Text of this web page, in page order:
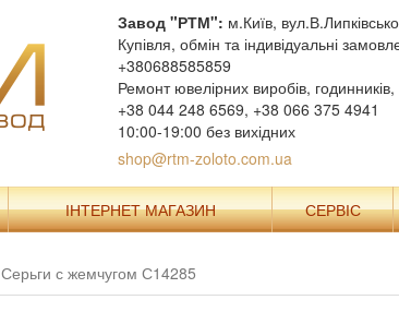
Завод "РТМ": м.Київ,
Купівля, обмін та індивідуальні
+380688585859
Ремонт ювелірних виробів,
+38 044 248 6569, +38 066 375 4941
10:00-19:00 без вихідних
shop@rtm-zoloto.com.ua
ІНТЕРНЕТ МАГАЗИН СЕРВІС
Серьги с жемчугом С14285